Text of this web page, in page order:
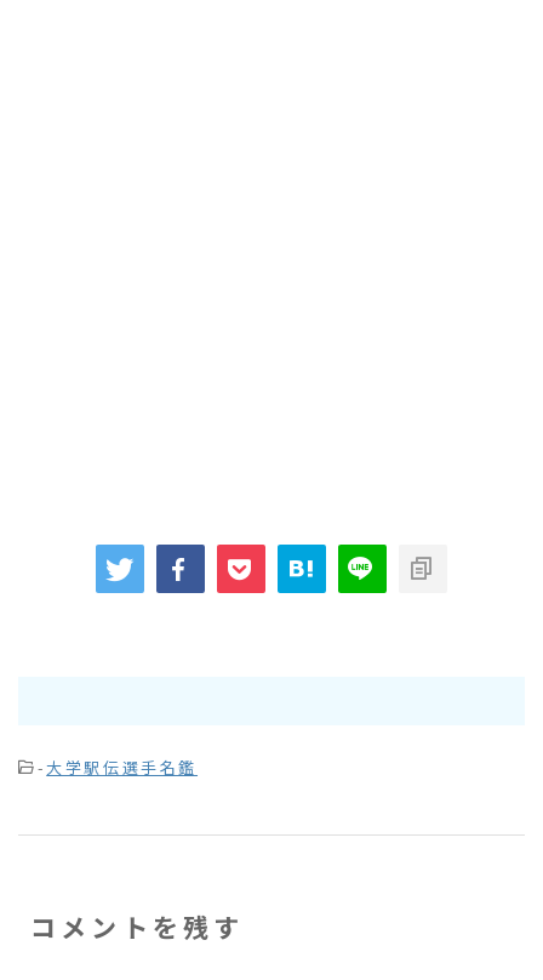
-大学駅伝選手名鑑
コメントを残す